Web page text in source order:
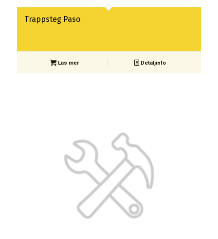
Trappsteg Paso
Läs mer Detaljinfo